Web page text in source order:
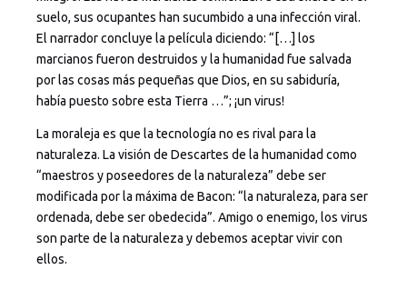
suelo, sus ocupantes han sucumbido a una infección viral.
El narrador concluye la película diciendo: “[…] los
marcianos fueron destruidos y la humanidad fue salvada
por las cosas más pequeñas que Dios, en su sabiduría,
había puesto sobre esta Tierra …”; ¡un virus!
La moraleja es que la tecnología no es rival para la
naturaleza. La visión de Descartes de la humanidad como
“maestros y poseedores de la naturaleza” debe ser
modificada por la máxima de Bacon: “la naturaleza, para ser
ordenada, debe ser obedecida”. Amigo o enemigo, los virus
son parte de la naturaleza y debemos aceptar vivir con
ellos.